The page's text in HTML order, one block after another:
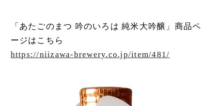
「あたごのまつ 吟のいろは 純米大吟醸」商品ペ
ージはこちら
https://niizawa-brewery.co.jp/item/481/